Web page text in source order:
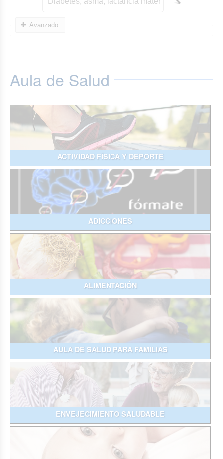
Avanzado
Aula de Salud
ACTIVIDAD FÍSICA Y DEPORTE
ADICCIONES
ALIMENTACIÓN
AULA DE SALUD PARA FAMILIAS
ENVEJECIMIENTO SALUDABLE